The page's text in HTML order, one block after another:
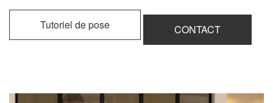
Tutoriel de pose CONTACT